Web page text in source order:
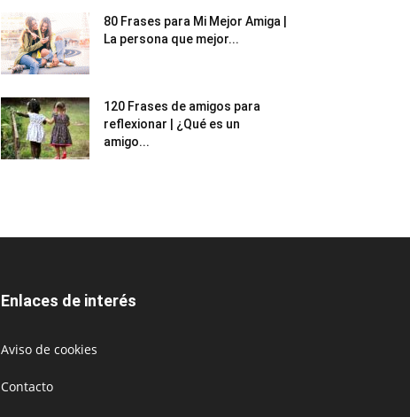
80 Frases para Mi Mejor Amiga |
La persona que mejor...
120 Frases de amigos para
reflexionar | ¿Qué es un
amigo...
Enlaces de interés
Aviso de cookies
Contacto